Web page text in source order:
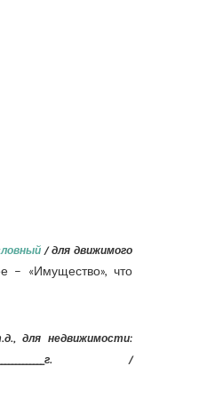
/ для движимого
– «Имущество», что
для недвижимости:
/